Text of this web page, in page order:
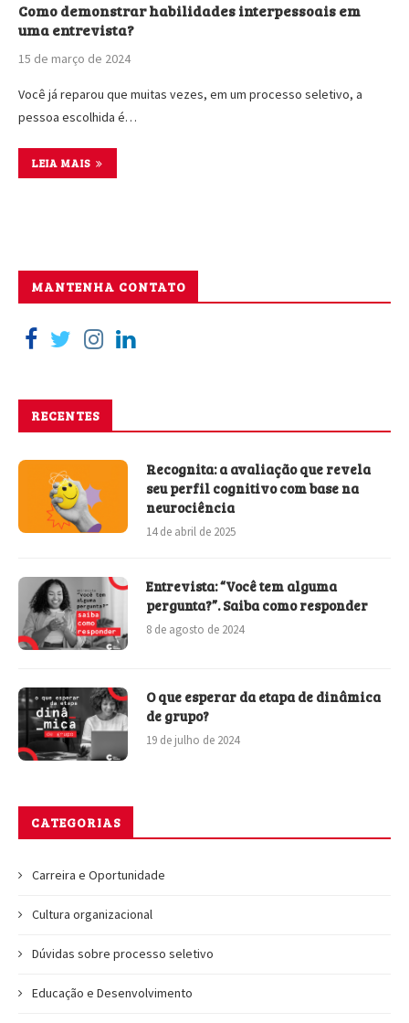
Como demonstrar habilidades interpessoais em
uma entrevista?
15 de março de 2024
Você já reparou que muitas vezes, em um processo seletivo, a
pessoa escolhida é…
LEIA MAIS
MANTENHA CONTATO
RECENTES
Recognita: a avaliação que revela
seu perfil cognitivo com base na
neurociência
14 de abril de 2025
Entrevista: “Você tem alguma
pergunta?”. Saiba como responder
8 de agosto de 2024
O que esperar da etapa de dinâmica
de grupo?
19 de julho de 2024
CATEGORIAS
Carreira e Oportunidade
Cultura organizacional
Dúvidas sobre processo seletivo
Educação e Desenvolvimento